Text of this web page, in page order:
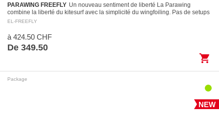
PARAWING FREEFLY Un nouveau sentiment de liberté La Parawing
combine la liberté du kitesurf avec la simplicité du wingfoiling. Pas de setups
compliqués, juste de…
EL-FREEFLY
à 424.50 CHF
De 349.50
shopping_cart
Package
NEW